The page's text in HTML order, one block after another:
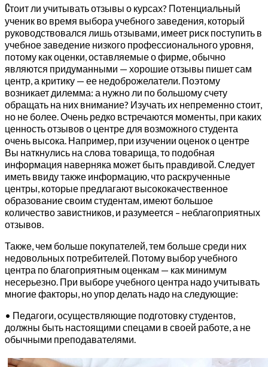
Стоит ли учитывать отзывы о курсах? Потенциальный
ученик во время выбора учебного заведения, который
руководствовался лишь отзывами, имеет риск поступить в
учебное заведение низкого профессионального уровня,
потому как оценки, оставляемые о фирме, обычно
являются придуманными — хорошие отзывы пишет сам
центр, а критику — ее недоброжелатели. Поэтому
возникает дилемма: а нужно ли по большому счету
обращать на них внимание? Изучать их непременно стоит,
но не более. Очень редко встречаются моменты, при каких
ценность отзывов о центре для возможного студента
очень высока. Например, при изучении оценок о центре
Вы наткнулись на слова товарища, то подобная
информация наверняка может быть правдивой. Следует
иметь ввиду также информацию, что раскрученные
центры, которые предлагают высококачественное
образование своим студентам, имеют большое
количество завистников, и разумеется – неблагоприятных
отзывов.
Также, чем больше покупателей, тем больше среди них
недовольных потребителей. Потому выбор учебного
центра по благоприятным оценкам — как минимум
несерьезно. При выборе учебного центра надо учитывать
многие факторы, но упор делать надо на следующие:
• Педагоги, осуществляющие подготовку студентов,
должны быть настоящими спецами в своей работе, а не
обычными преподавателями.